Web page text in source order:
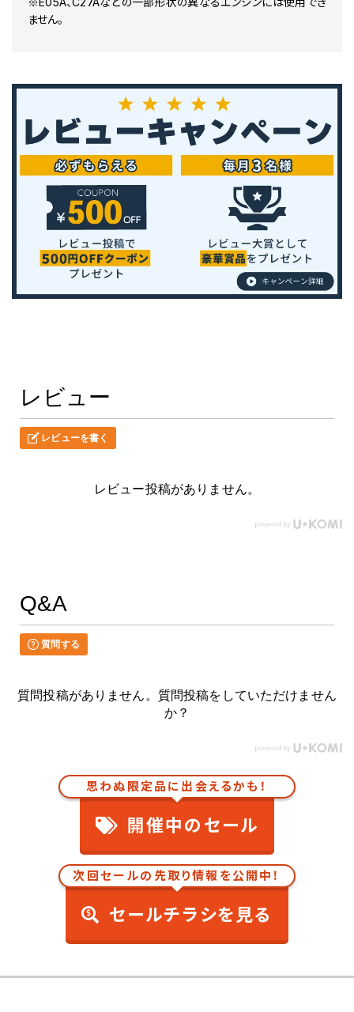
ません。
レビュー
レビューを書く
レビュー投稿がありません。
Q&A
質問する
質問投稿がありません。質問投稿をしていただけません
か？
思わぬ限定品に出会えるかも！
開催中のセール
次回セールの先取り情報を公開中！
セールチラシを見る